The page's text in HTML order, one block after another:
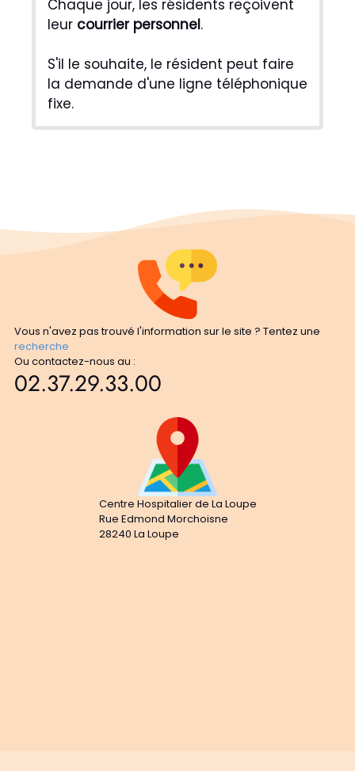
Chaque jour, les résidents reçoivent
leur courrier personnel.
S'il le souhaite, le résident peut faire
la demande d'une ligne téléphonique
fixe.
Vous n'avez pas trouvé l'information sur le site ? Tentez une
recherche
Ou contactez-nous au :
02.37.29.33.00
Centre Hospitalier de La Loupe
Rue Edmond Morchoisne
28240 La Loupe